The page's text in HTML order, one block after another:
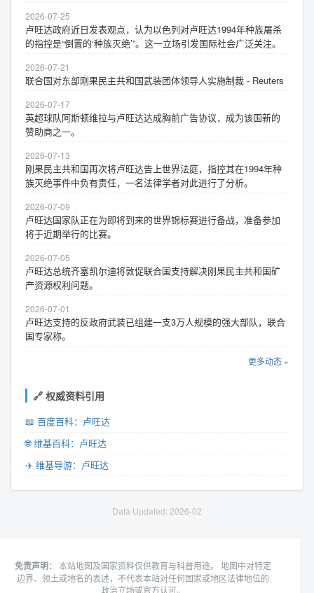
2026-07-25
卢旺达政府近日发表观点，认为以色列对卢旺达1994年种族屠杀
的指控是“倒置的‘种族灭绝’”。这一立场引发国际社会广泛关注。
2026-07-21
联合国对东部刚果民主共和国武装团体领导人实施制裁 - Reuters
2026-07-17
英超球队阿斯顿维拉与卢旺达达成胸前广告协议，成为该国新的
赞助商之一。
2026-07-13
刚果民主共和国再次将卢旺达告上世界法庭，指控其在1994年种
族灭绝事件中负有责任，一名法律学者对此进行了分析。
2026-07-09
卢旺达国家队正在为即将到来的世界锦标赛进行备战，准备参加
将于近期举行的比赛。
2026-07-05
卢旺达总统齐塞凯尔迪将敦促联合国支持解决刚果民主共和国矿
产资源权利问题。
2026-07-01
卢旺达支持的反政府武装已组建一支3万人规模的强大部队，联合
国专家称。
更多动态 »
🔗 权威资料引用
📖 百度百科：卢旺达
🌐 维基百科：卢旺达
✈️ 维基导游：卢旺达
Data Updated: 2026-02
免责声明： 本站地图及国家资料仅供教育与科普用途。 地图中对特定
边界、领土或地名的表述，不代表本站对任何国家或地区法律地位的
政治立场或官方认可。